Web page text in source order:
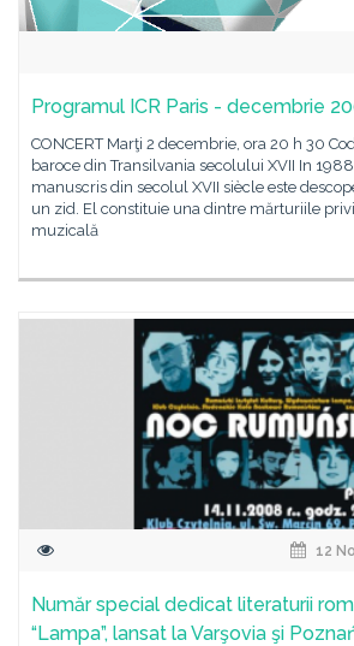
Programul ICR Paris - decembrie
CONCERT Marţi 2 decembrie, ora 20 h 30
baroce din Transilvania secolului XVII In
manuscris din secolul XVII siècle este
un zid. El constituie una dintre mărturiile
muzicală
12
Număr special dedicat literaturii
“Lampa”, lansat la Varşovia şi